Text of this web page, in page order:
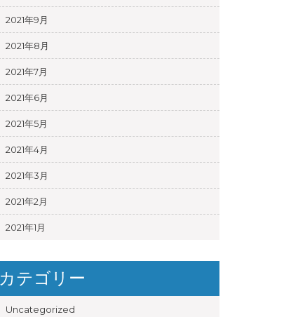
2021年9月
2021年8月
2021年7月
2021年6月
2021年5月
2021年4月
2021年3月
2021年2月
2021年1月
カテゴリー
Uncategorized